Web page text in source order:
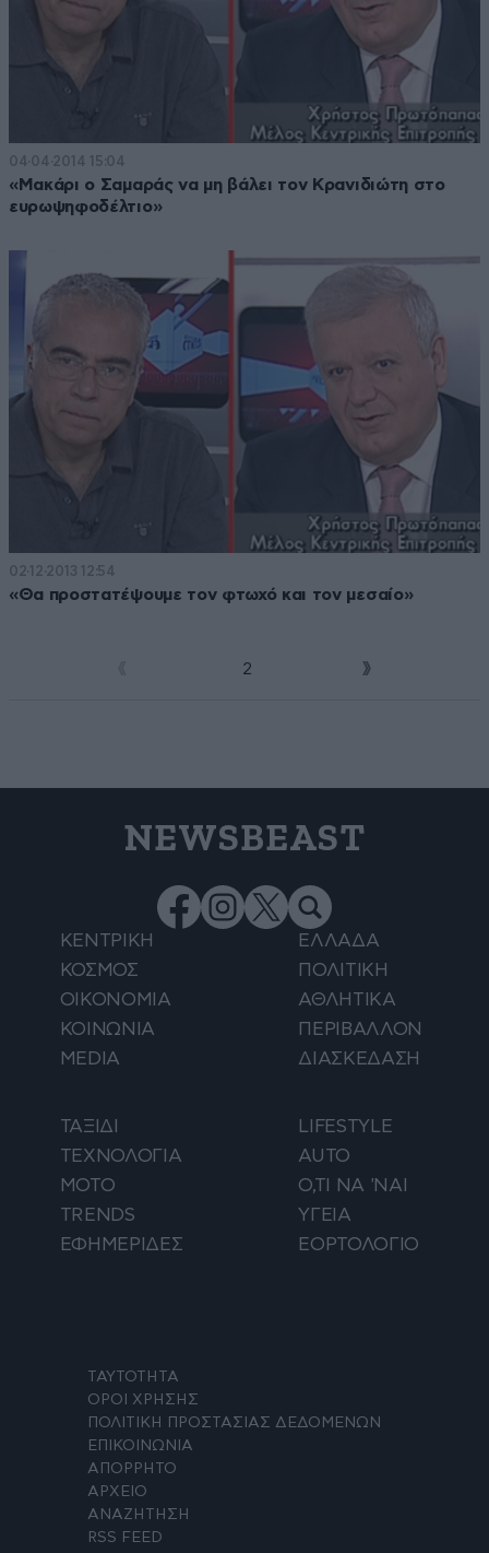
04·04·2014 15:04
«Μακάρι ο Σαμαράς να μη βάλει τον Κρανιδιώτη στο
ευρωψηφοδέλτιο»
02·12·2013 12:54
«Θα προστατέψουμε τον φτωχό και τον μεσαίο»
2
NEWSBEAST
ΚΕΝΤΡΙΚΗ
ΕΛΛΑΔΑ
ΚΟΣΜΟΣ
ΠΟΛΙΤΙΚΗ
ΟΙΚΟΝΟΜΙΑ
ΑΘΛΗΤΙΚΑ
ΚΟΙΝΩΝΙΑ
ΠΕΡΙΒΑΛΛΟΝ
MEDIA
ΔΙΑΣΚΕΔΑΣΗ
ΤΑΞΙΔΙ
LIFESTYLE
ΤΕΧΝΟΛΟΓΙΑ
AUTO
ΜΟΤΟ
Ο,ΤΙ ΝΑ 'ΝΑΙ
TRENDS
ΥΓΕΙΑ
ΕΦΗΜΕΡΙΔΕΣ
ΕΟΡΤΟΛΟΓΙΟ
ΤΑΥΤΟΤΗΤΑ
ΟΡΟΙ ΧΡΗΣΗΣ
ΠΟΛΙΤΙΚΗ ΠΡΟΣΤΑΣΙΑΣ ΔΕΔΟΜΕΝΩΝ
ΕΠΙΚΟΙΝΩΝΙΑ
ΑΠΟΡΡΗΤΟ
ΑΡΧΕΙΟ
ΑΝΑΖΗΤΗΣΗ
RSS FEED